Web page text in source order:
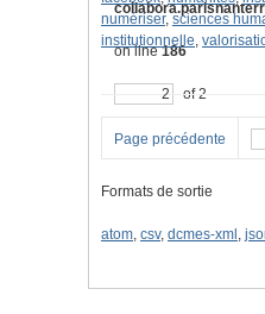
on line186
of 2
numériser, sciences
institutionnelle,
Page précédente
Formats de sortie
atom, csv, dcmes-xml ,